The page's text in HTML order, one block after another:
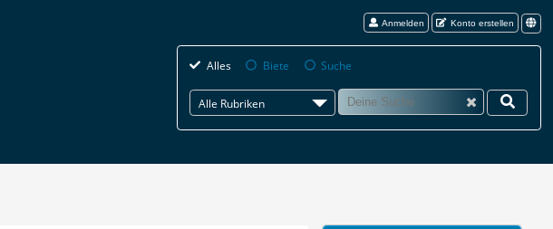
Anmelden Konto erstellen
Alles Biete Suche
Alle Rubriken